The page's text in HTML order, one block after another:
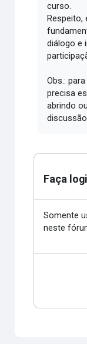
curso.
Respeito,
diálogo e
Obs.:
precisa
abrindo
Faça
Somente
neste